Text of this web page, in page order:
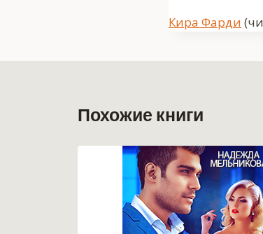
Метки
Кира Фарди
Похожие книги